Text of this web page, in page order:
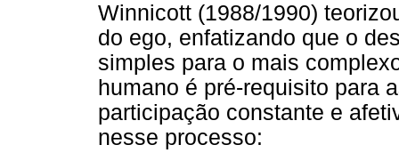
Winnicott (1988/1990)
do ego, enfatizando que o
simples para o mais
humano é pré-requisito para
participação constante e
nesse processo: